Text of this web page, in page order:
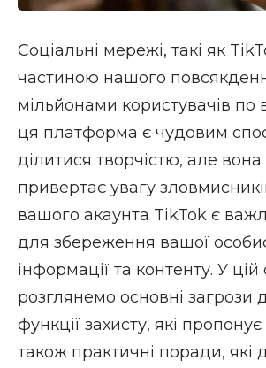
Соціальні мережі, такі як
частиною нашого
мільйонами користувачів по
ця платформа є чудовим
ділитися творчістю, але
привертає увагу
вашого акаунта TikTok є
для збереження вашої
інформації та контенту. У цій
розглянемо основні загрози
функції захисту, які
також практичні поради, які